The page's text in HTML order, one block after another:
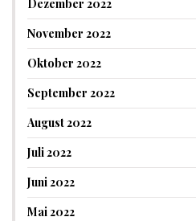
Dezember 2022
November 2022
Oktober 2022
September 2022
August 2022
Juli 2022
Juni 2022
Mai 2022